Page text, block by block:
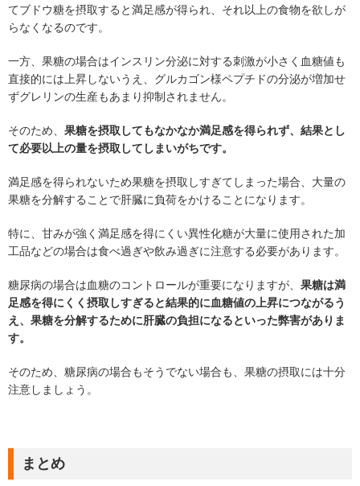
てブドウ糖を摂取すると満足感が得られ、それ以上の食物を欲しが
らなくなるのです。
一方、果糖の場合はインスリン分泌に対する刺激が小さく血糖値も
直接的には上昇しないうえ、グルカゴン様ペプチドの分泌が増加せ
ずグレリンの生産もあまり抑制されません。
そのため、 果糖を摂取してもなかなか満足感を得られず、結果とし
て必要以上の量を摂取してしまいがちです。
満足感を得られないため果糖を摂取しすぎてしまった場合、大量の
果糖を分解することで肝臓に負荷をかけることになります。
特に、甘みが強く満足感を得にくい異性化糖が大量に使用された加
工品などの場合は食べ過ぎや飲み過ぎに注意する必要があります。
糖尿病の場合は血糖のコントロールが重要になりますが、 果糖は満
足感を得にくく摂取しすぎると結果的に血糖値の上昇につながるう
え、果糖を分解するために肝臓の負担になるといった弊害がありま
す。
そのため、糖尿病の場合もそうでない場合も、果糖の摂取には十分
注意しましょう。
まとめ